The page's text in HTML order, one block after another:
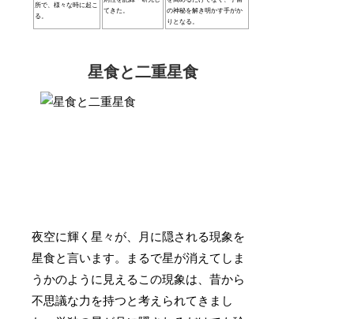
所で、様々な時に起こ
る。
てきた。
の神秘を解き明かす手がか
りとなる。
星食と二重星食
夜空に輝く星々が、月に隠される現象を
星食と言います。まるで星が消えてしま
うかのように見えるこの現象は、昔から
不思議な力を持つと考えられてきまし